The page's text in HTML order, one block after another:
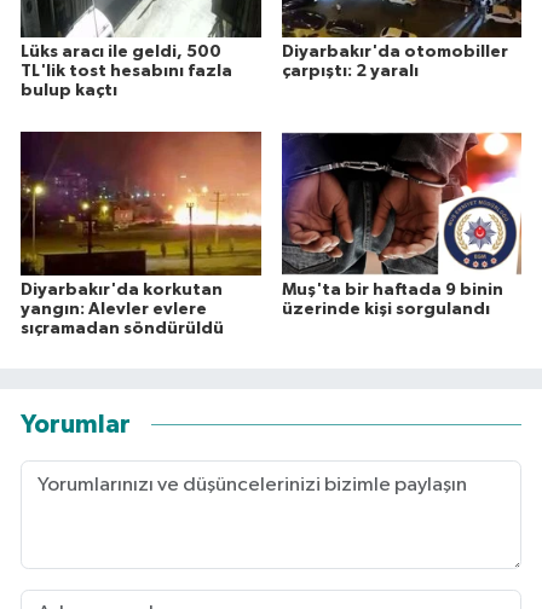
Lüks aracı ile geldi, 500
TL'lik tost hesabını fazla
bulup kaçtı
Diyarbakır'da otomobiller
çarpıştı: 2 yaralı
Diyarbakır'da korkutan
yangın: Alevler evlere
sıçramadan söndürüldü
Muş'ta bir haftada 9 binin
üzerinde kişi sorgulandı
Yorumlar